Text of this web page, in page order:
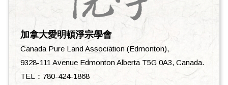
加拿大愛明頓淨宗學會
Canada Pure Land Association (Edmonton),
9328-111 Avenue Edmonton Alberta T5G 0A3, Canada.
TEL：780-424-1868